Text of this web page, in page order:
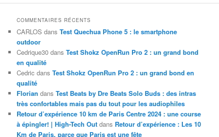
COMMENTAIRES RÉCENTS
CARLOS dansTest Quechua Phone 5 : le smartphone
outdoor
Cedrique30 dansTest Shokz OpenRun Pro 2 : un grand bond
en qualité
Cedric dansTest Shokz OpenRun Pro 2 : un grand bond en
qualité
Florian dansTest Beats by Dre Beats Solo Buds : des intras
très confortables mais pas du tout pour les audiophiles
Retour d’expérience 10 km de Paris Centre 2024 : une course
à épingler! | High-Tech Out dans Retour d’expérience : Les 10
Km de Paris, parce que Paris est une fête